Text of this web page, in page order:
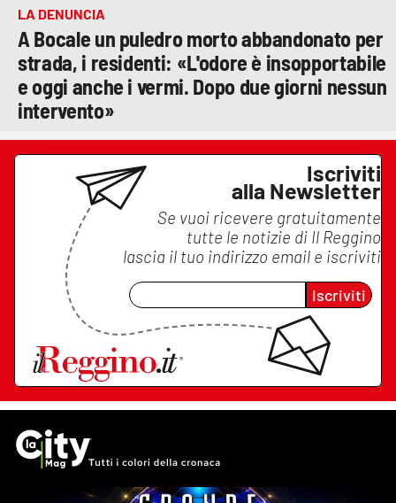
LA DENUNCIA
A Bocale un puledro morto abbandonato per
strada, i residenti: «L'odore è insopportabile
e oggi anche i vermi. Dopo due giorni nessun
intervento»
Iscriviti
alla Newsletter
Se vuoi ricevere gratuitamente
tutte le notizie di Il Reggino
lascia il tuo indirizzo email e iscriviti
Iscriviti